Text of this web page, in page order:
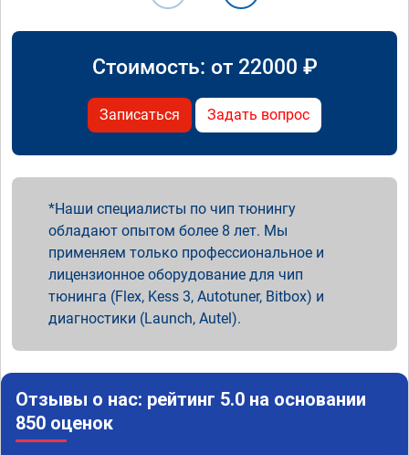
Стоимость: от 22000 ₽
Записаться Задать вопрос
Наши специалисты по чип тюнингу
обладают опытом более 8 лет. Мы
применяем только профессиональное и
лицензионное оборудование для чип
тюнинга (Flex, Kess 3, Autotuner, Bitbox) и
диагностики (Launch, Autel).
Отзывы о нас: рейтинг 5.0 на основании
850 оценок